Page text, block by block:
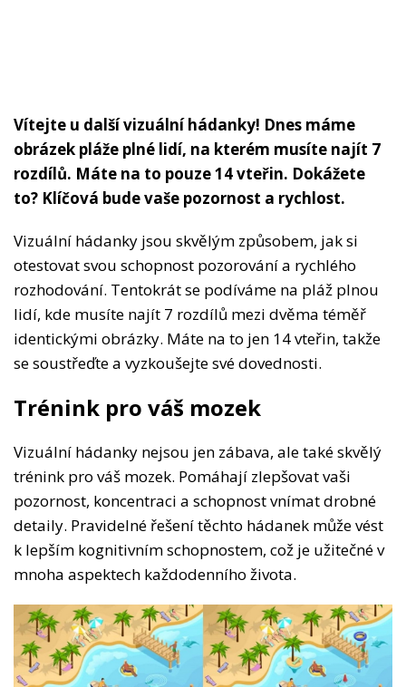
Vítejte u další vizuální hádanky! Dnes máme
obrázek pláže plné lidí, na kterém musíte najít 7
rozdílů. Máte na to pouze 14 vteřin. Dokážete
to? Klíčová bude vaše pozornost a rychlost.
Vizuální hádanky jsou skvělým způsobem, jak si
otestovat svou schopnost pozorování a rychlého
rozhodování. Tentokrát se podíváme na pláž plnou
lidí, kde musíte najít 7 rozdílů mezi dvěma téměř
identickými obrázky. Máte na to jen 14 vteřin, takže
se soustřeďte a vyzkoušejte své dovednosti.
Trénink pro váš mozek
Vizuální hádanky nejsou jen zábava, ale také skvělý
trénink pro váš mozek. Pomáhají zlepšovat vaši
pozornost, koncentraci a schopnost vnímat drobné
detaily. Pravidelné řešení těchto hádanek může vést
k lepším kognitivním schopnostem, což je užitečné v
mnoha aspektech každodenního života.